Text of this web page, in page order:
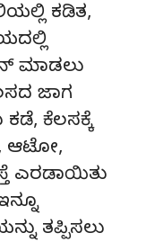
ಕಡಿತ,
ಮಾಡಲು
ಜಾಗ
ಕೆಲಸಕ್ಕೆ
ಆಟೋ,
ಎರಡಾಯಿತು
ತಪ್ಪಿಸಲು